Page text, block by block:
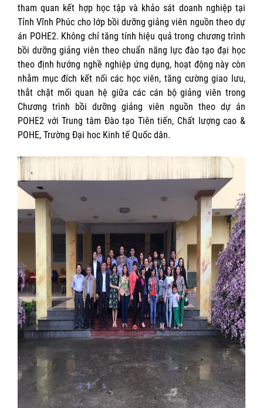
tham quan kết hợp học tập và khảo sát doanh nghiệp tại
Tỉnh Vĩnh Phúc cho lớp bồi dưỡng giảng viên nguồn theo dự
án POHE2. Không chỉ tăng tính hiệu quả trong chương trình
bồi dưỡng giảng viên theo chuẩn năng lực đào tạo đại học
theo định hướng nghề nghiệp ứng dụng, hoạt động này còn
nhằm mục đích kết nối các học viên, tăng cường giao lưu,
thắt chặt mối quan hệ giữa các cán bộ giảng viên trong
Chương trình bồi dưỡng giảng viên nguồn theo dự án
POHE2 với Trung tâm Đào tạo Tiên tiến, Chất lượng cao &
POHE, Trường Đại hoc Kinh tế Quốc dân.